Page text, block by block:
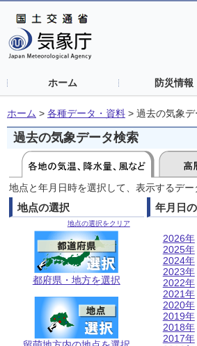
ホーム 防災情報
ホーム > 各種データ・資料 > 過去の気象
過去の気象データ検索
地点と年月日時を選択して、表示するデ
地点の選択
地点の選択をクリア
都府県・地方を選択
年月日
2026年
2025年
2024年
2023年
2022年
2021年
2020年
2019年
2018年
2017年